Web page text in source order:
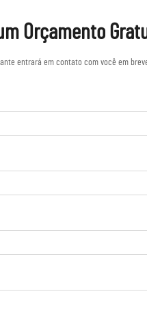
Orçamento
entrará em contato com você em